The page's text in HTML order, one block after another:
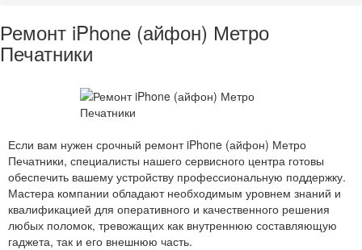
Ремонт iPhone (айфон) Метро
Печатники
Если вам нужен срочный ремонт iPhone (айфон) Метро
Печатники, специалисты нашего сервисного центра готовы
обеспечить вашему устройству профессиональную поддержку.
Мастера компании обладают необходимым уровнем знаний и
квалификацией для оперативного и качественного решения
любых поломок, тревожащих как внутреннюю составляющую
гаджета, так и его внешнюю часть.